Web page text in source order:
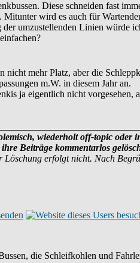
Diese schneiden fast
wird es auch für
umzustellenden Linien würde
mehr Platz, aber die
m.W. in diesem Jahr an.
ja eigentlich nicht vorgesehen,
wiederholt off-topic
Beiträge kommentarlos
erfolgt nicht. Nach
die Schleifkohlen und